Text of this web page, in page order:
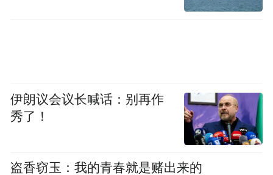
伊朗议会议长喊话：别再作
秀了！
盗香窃玉：我的青春就是赌出来的